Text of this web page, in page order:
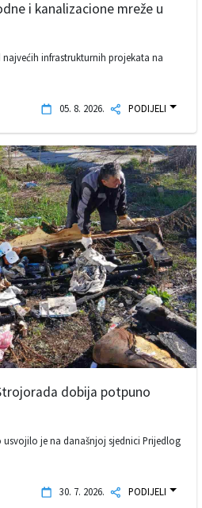
i kanalizacione mreže u
infrastrukturnih projekata na
05. 8. 2026. PODIJELI
dobija potpuno
usvojilo je na današnjoj sjednici Prijedlog
30. 7. 2026. PODIJELI